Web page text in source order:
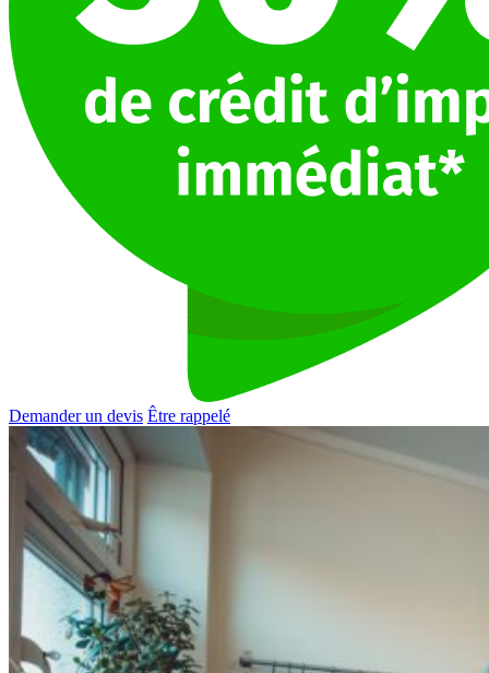
Demander un devis Être rappelé